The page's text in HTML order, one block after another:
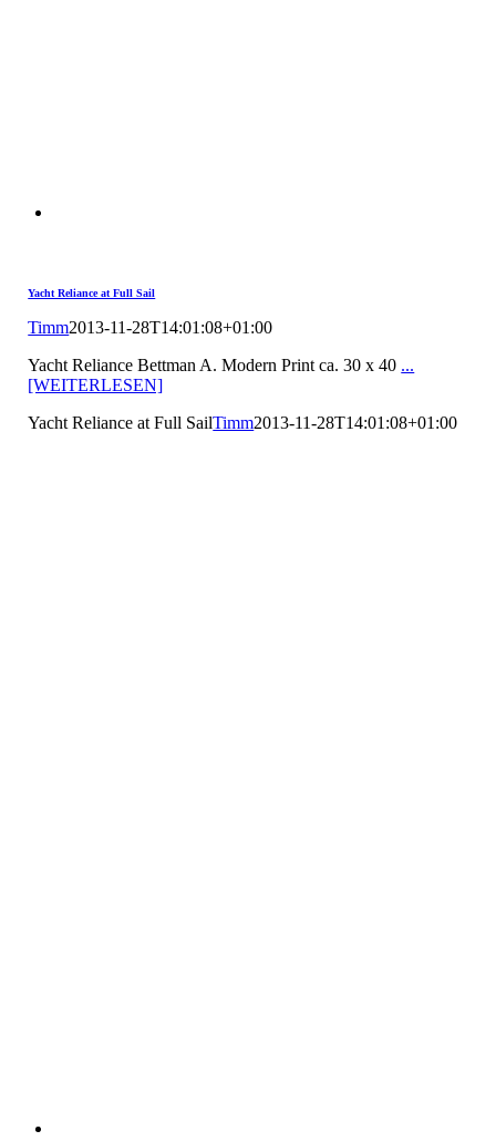
Yacht Reliance at Full Sail
Timm2013-11-28T14:01:08+01:00
Yacht Reliance Bettman A. Modern Print ca. 30 x 40 ...
[WEITERLESEN]
Yacht Reliance at Full SailTimm2013-11-28T14:01:08+01:00